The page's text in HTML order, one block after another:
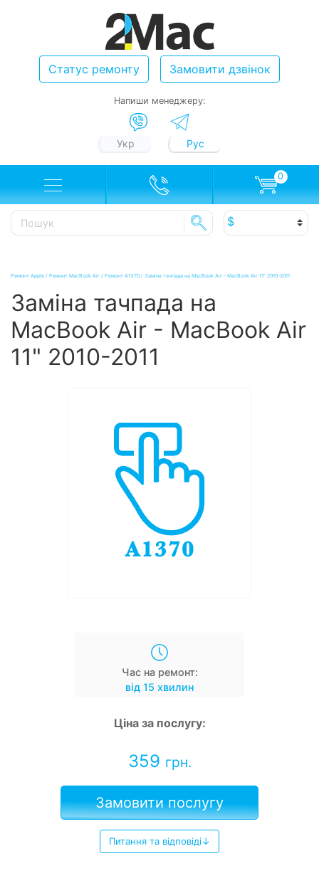
Статус ремонту Замовити дзвінок
Напиши менеджеру:
Укр Рус
0
Ремонт Apple / Ремонт MacBook Air / Ремонт A1370 / Заміна тачпада на MacBook Air - MacBook Air 11" 2010-2011
Заміна тачпада на
MacBook Air - MacBook Air
11" 2010-2011
Час на ремонт:
від 15 хвилин
Ціна за послугу:
359 грн.
Замовити послугу
Питання та відповіді↓